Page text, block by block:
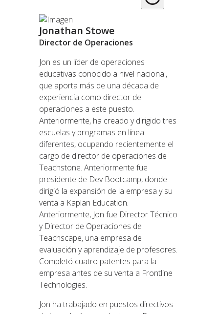
Jonathan Stowe
Director de Operaciones
Jon es un líder de operaciones
educativas conocido a nivel nacional,
que aporta más de una década de
experiencia como director de
operaciones a este puesto.
Anteriormente, ha creado y dirigido tres
escuelas y programas en línea
diferentes, ocupando recientemente el
cargo de director de operaciones de
Teachstone. Anteriormente fue
presidente de Dev Bootcamp, donde
dirigió la expansión de la empresa y su
venta a Kaplan Education.
Anteriormente, Jon fue Director Técnico
y Director de Operaciones de
Teachscape, una empresa de
evaluación y aprendizaje de profesores.
Completó cuatro patentes para la
empresa antes de su venta a Frontline
Technologies.
Jon ha trabajado en puestos directivos